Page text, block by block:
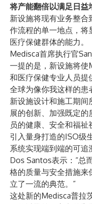
将产能翻倍以满足日益
新设施将现有业务整
作流程的单一地点，将
医疗保健群体的能力。
Medisca首席执行官
一提的是，新设施将
和医疗保健专业人员提
全球为像你我这样的患
新设施设计和施工期
展的创新、加强既定的
员的健康、安全和福
引入量身打造的ISO级
系统实现端到端的可追
Dos Santos表示：“总
格的质量与安全措施来
立了一流的典范。”
这处新的Medisca普拉